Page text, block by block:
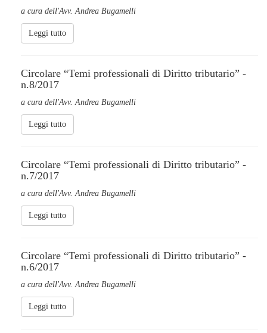
a cura dell'Avv. Andrea Bugamelli
Leggi tutto
Circolare “Temi professionali di Diritto tributario” -
n.8/2017
a cura dell'Avv. Andrea Bugamelli
Leggi tutto
Circolare “Temi professionali di Diritto tributario” -
n.7/2017
a cura dell'Avv. Andrea Bugamelli
Leggi tutto
Circolare “Temi professionali di Diritto tributario” -
n.6/2017
a cura dell'Avv. Andrea Bugamelli
Leggi tutto